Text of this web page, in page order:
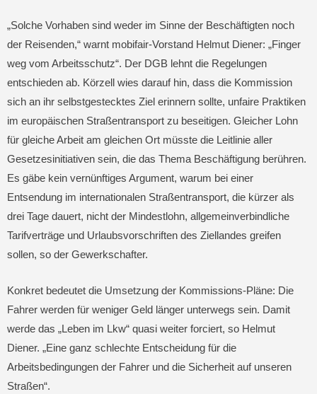
„Solche Vorhaben sind weder im Sinne der Beschäftigten noch
der Reisenden,“ warnt mobifair-Vorstand Helmut Diener: „Finger
weg vom Arbeitsschutz“. Der DGB lehnt die Regelungen
entschieden ab. Körzell wies darauf hin, dass die Kommission
sich an ihr selbstgestecktes Ziel erinnern sollte, unfaire Praktiken
im europäischen Straßentransport zu beseitigen. Gleicher Lohn
für gleiche Arbeit am gleichen Ort müsste die Leitlinie aller
Gesetzesinitiativen sein, die das Thema Beschäftigung berühren.
Es gäbe kein vernünftiges Argument, warum bei einer
Entsendung im internationalen Straßentransport, die kürzer als
drei Tage dauert, nicht der Mindestlohn, allgemeinverbindliche
Tarifverträge und Urlaubsvorschriften des Ziellandes greifen
sollen, so der Gewerkschafter.
Konkret bedeutet die Umsetzung der Kommissions-Pläne: Die
Fahrer werden für weniger Geld länger unterwegs sein. Damit
werde das „Leben im Lkw“ quasi weiter forciert, so Helmut
Diener. „Eine ganz schlechte Entscheidung für die
Arbeitsbedingungen der Fahrer und die Sicherheit auf unseren
Straßen“.